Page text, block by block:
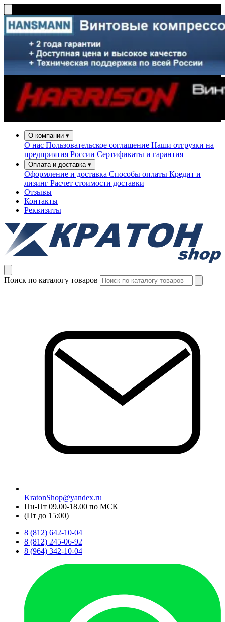
О компании ▾
О нас Пользовательское соглашение Наши отгрузки на
предприятия России Сертификаты и гарантия
Оплата и доставка ▾
Оформление и доставка Способы оплаты Кредит и
лизинг Расчет стоимости доставки
Отзывы
Контакты
Реквизиты
Поиск по каталогу товаров
KratonShop@yandex.ru
Пн-Пт 09.00-18.00 по МСК
(Пт до 15:00)
8 (812) 642-10-04
8 (812) 245-06-92
8 (964) 342-10-04